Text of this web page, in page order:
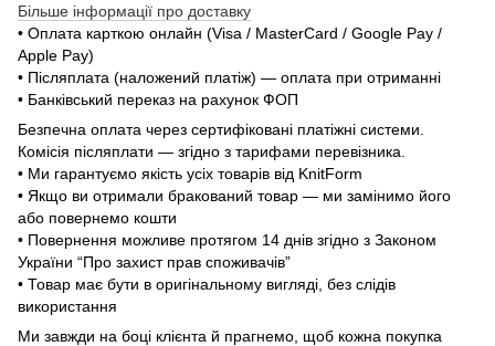
Більше інформації про доставку
• Оплата карткою онлайн (Visa / MasterCard / Google Pay /
Apple Pay)
• Післяплата (наложений платіж) — оплата при отриманні
• Банківський переказ на рахунок ФОП
Безпечна оплата через сертифіковані платіжні системи.
Комісія післяплати — згідно з тарифами перевізника.
• Ми гарантуємо якість усіх товарів від KnitForm
• Якщо ви отримали бракований товар — ми замінимо його
або повернемо кошти
• Повернення можливе протягом 14 днів згідно з Законом
України “Про захист прав споживачів”
• Товар має бути в оригінальному вигляді, без слідів
використання
Ми завжди на боці клієнта й прагнемо, щоб кожна покупка